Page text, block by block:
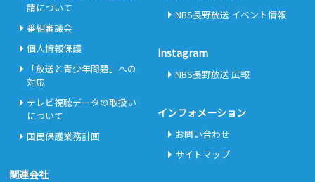
請について
番組審議会
個人情報保護
「放送と青少年問題」への
対応
テレビ視聴データの取扱い
について
国民保護業務計画
関連会社
NBS長野放送 イベント情報
Instagram
NBS長野放送 広報
インフォメーション
お問い合わせ
サイトマップ